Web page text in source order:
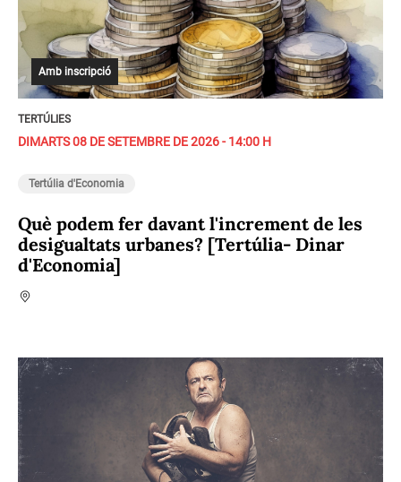
Amb inscripció
TERTÚLIES
DIMARTS 08 DE SETEMBRE DE 2026 - 14:00 H
Tertúlia d'Economia
Què podem fer davant l'increment de les
desigualtats urbanes? [Tertúlia- Dinar
d'Economia]